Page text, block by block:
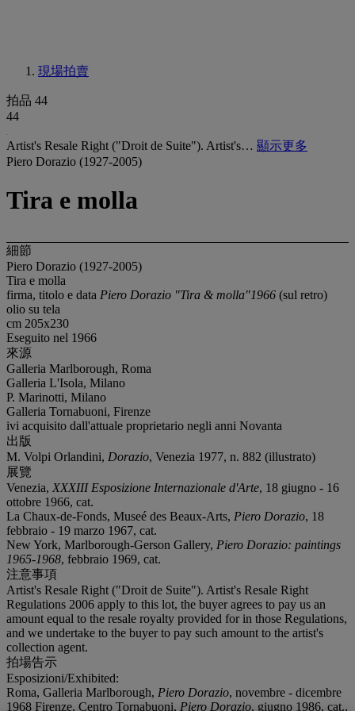
現場拍賣
拍品 44
44
Artist's Resale Right ("Droit de Suite"). Artist's… 顯示更多
Piero Dorazio (1927-2005)
Tira e molla
細節
Piero Dorazio (1927-2005)
Tira e molla
firma, titolo e data Piero Dorazio "Tira & molla"1966 (sul retro)
olio su tela
cm 205x230
Eseguito nel 1966
來源
Galleria Marlborough, Roma
Galleria L'Isola, Milano
P. Marinotti, Milano
Galleria Tornabuoni, Firenze
ivi acquisito dall'attuale proprietario negli anni Novanta
出版
M. Volpi Orlandini, Dorazio, Venezia 1977, n. 882 (illustrato)
展覽
Venezia, XXXIII Esposizione Internazionale d'Arte, 18 giugno - 16
ottobre 1966, cat.
La Chaux-de-Fonds, Museé des Beaux-Arts, Piero Dorazio, 18
febbraio - 19 marzo 1967, cat.
New York, Marlborough-Gerson Gallery, Piero Dorazio: paintings
1965-1968, febbraio 1969, cat.
注意事項
Artist's Resale Right ("Droit de Suite"). Artist's Resale Right
Regulations 2006 apply to this lot, the buyer agrees to pay us an
amount equal to the resale royalty provided for in those Regulations,
and we undertake to the buyer to pay such amount to the artist's
collection agent.
拍場告示
Esposizioni/Exhibited:
Roma, Galleria Marlborough, Piero Dorazio, novembre - dicembre
1968 Firenze, Centro Tornabuoni, Piero Dorazio, giugno 1986, cat.,